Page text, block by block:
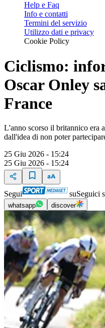
Help e Faq
Info e contatti
Termini del servizio
Utilizzo dati e privacy
Cookie Policy
Ciclismo:
Oscar Onley
France
L'anno scorso il britannico era
dall'idea di non poter
25 Giu 2026 - 15:24
25 Giu 2026 - 15:24
Segui suSeguici
whatsapp discover